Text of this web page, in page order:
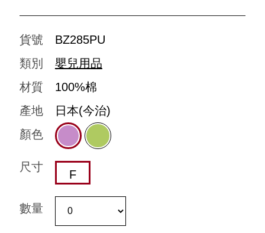
貨號
BZ285PU
類別
嬰兒用品
材質
100%棉
產地
日本(今治)
顏色
尺寸
F
數量